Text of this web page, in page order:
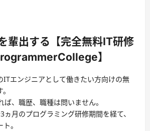
輩出する【完全無料IT研修
】
ITエンジニアとして働きたい方向けの無
、職歴、職種は問いません。
月のプログラミング研修期間を経て、
。